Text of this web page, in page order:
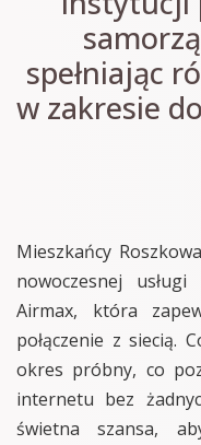
spełniając
w zakresie
Mieszkańcy
nowoczesnej
Airmax, która
połączenie z siecią.
okres próbny, co
internetu bez
świetna szansa,